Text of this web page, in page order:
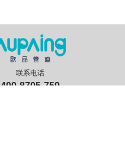
联系电话
400-8705-759